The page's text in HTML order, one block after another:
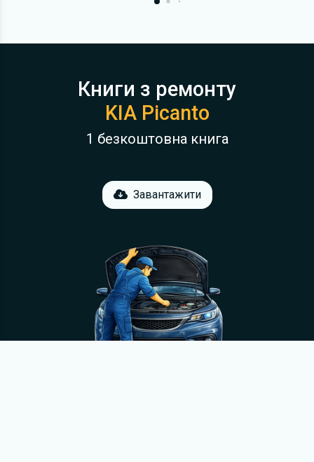
Книги з ремонту
KIA Picanto
1 безкоштовна книга
Завантажити